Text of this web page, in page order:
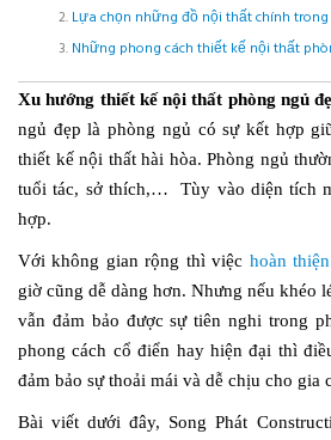
Lựa chọn những đồ nội thất chính
Những phong cách thiết kế nội thất
Xu hướng thiết kế nội thất phòng ngủ
ngủ đẹp là phòng ngủ có sự kết hợp
thiết kế nội thất hài hòa. Phòng ngủ
tuổi tác, sở thích,… Tùy vào diện tích
hợp.
Với không gian rộng thì việc hoàn
giờ cũng dễ dàng hơn. Nhưng nếu khéo
vẫn đảm bảo được sự tiên nghi trong
phong cách cổ điển hay hiện đại thì
đảm bảo sự thoải mái và dễ chịu cho gia
Bài viết dưới đây, Song Phát